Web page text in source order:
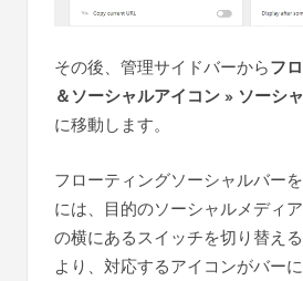
その後、管理サイドバーからフ
＆ソーシャルアイコン » ソーシ
に移動します。
フローティングソーシャルバー
には、目的のソーシャルメディ
の横にあるスイッチを切り替え
より、対応するアイコンがバー